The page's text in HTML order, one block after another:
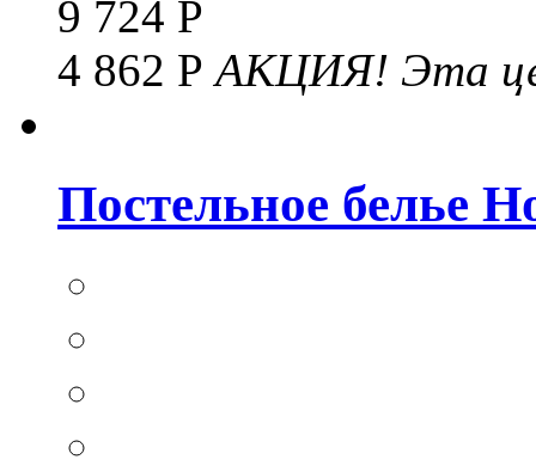
9 724 Р
4 862 РАКЦИЯ! Эта
Постельное белье